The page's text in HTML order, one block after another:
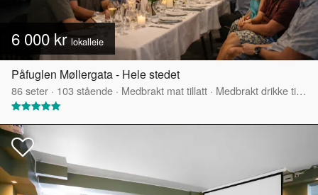
6 000 kr lokalleie
Påfuglen Møllergata - Hele stedet
86seter · 103 stående · Medbrakt mat tillatt · Medbrakt drikke tillatt